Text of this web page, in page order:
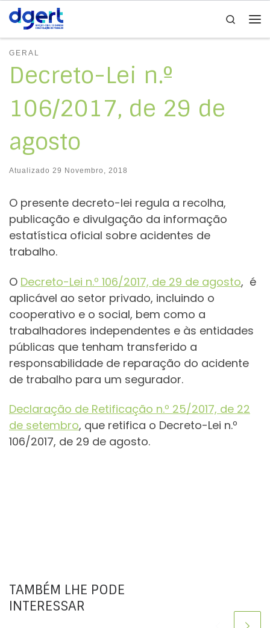
Skip to content
Search
GERAL
Decreto-Lei n.º
106/2017, de 29 de
agosto
Atualizado 29 Novembro, 2018
O presente decreto-lei regula a recolha,
publicação e divulgação da informação
estatística oficial sobre acidentes de
trabalho.
O Decreto-Lei n.º 106/2017, de 29 de agosto, é
aplicável ao setor privado, incluindo o
cooperativo e o social, bem como a
trabalhadores independentes e às entidades
públicas que tenham transferido a
responsabilidade de reparação do acidente
de trabalho para um segurador.
Declaração de Retificação n.º 25/2017, de 22
de setembro, que retifica o Decreto-Lei n.º
106/2017, de 29 de agosto.
TAMBÉM LHE PODE
INTERESSAR